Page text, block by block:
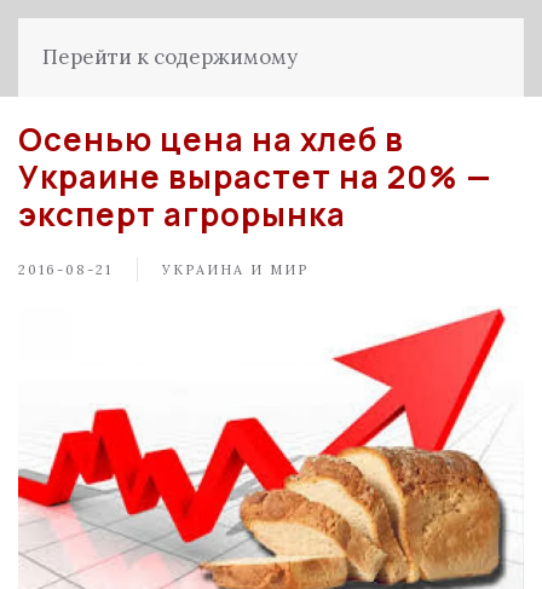
Перейти к содержимому
Осенью цена на хлеб в
Украине вырастет на 20% —
эксперт агрорынка
2016-08-21 УКРАИНА И МИР